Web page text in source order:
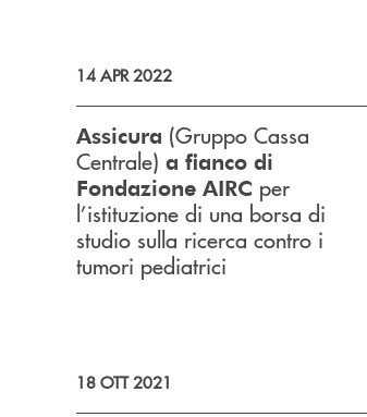
14 APR 2022
Assicura (Gruppo Cassa
Centrale) a fianco di
Fondazione AIRC per
l’istituzione di una borsa di
studio sulla ricerca contro i
tumori pediatrici
18 OTT 2021